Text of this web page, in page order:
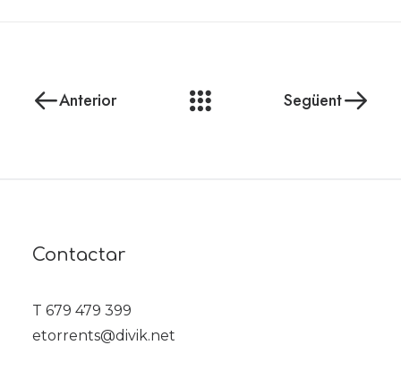
Anterior Següent
Contactar
T 679 479 399
etorrents@divik.net